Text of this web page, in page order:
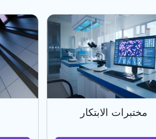
مختبرات الابتكار